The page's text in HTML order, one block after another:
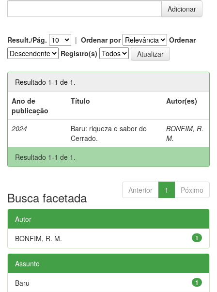
Result./Pág. | Ordenar por
Ordenar
Registro(s)
Resultado 1-1 de 1.
Ano de
publicação
Título Autor(es)
2024
Baru: riqueza e sabor do
Cerrado.
BONFIM, R.
M.
Resultado 1-1 de 1.
Anterior 1 Póximo
Busca facetada
Autor
1
BONFIM, R. M.
Assunto
1
Baru